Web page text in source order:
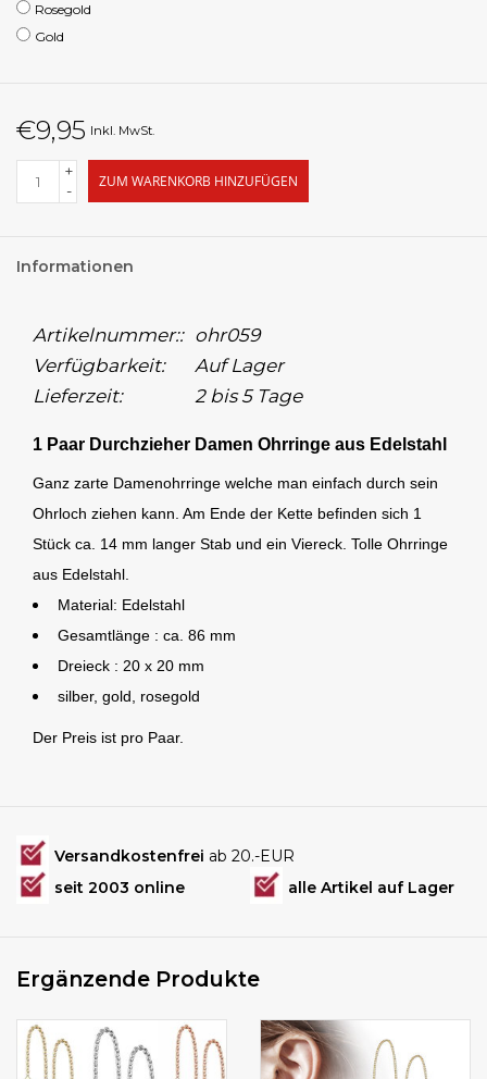
Rosegold
Gold
€9,95 Inkl. MwSt.
+
-
ZUM WARENKORB HINZUFÜGEN
Informationen
Artikelnummer:: ohr059
Verfügbarkeit:
Auf Lager
Lieferzeit:
2 bis 5 Tage
1 Paar Durchzieher Damen Ohrringe aus Edelstahl
Ganz zarte Damenohrringe welche man einfach durch sein
Ohrloch ziehen kann. Am Ende der Kette befinden sich 1
Stück ca. 14 mm langer Stab und ein Viereck. Tolle Ohrringe
aus Edelstahl.
Material: Edelstahl
Gesamtlänge : ca. 86 mm
Dreieck : 20 x 20 mm
silber, gold, rosegold
Der Preis ist pro Paar.
Versandkostenfrei ab 20.-EUR
seit 2003 online
alle Artikel auf Lager
Ergänzende Produkte